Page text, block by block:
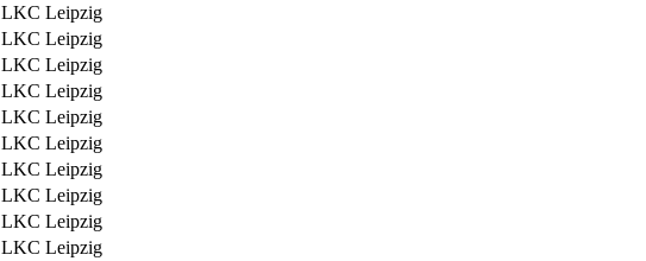
LKC Leipzig
LKC Leipzig
LKC Leipzig
LKC Leipzig
LKC Leipzig
LKC Leipzig
LKC Leipzig
LKC Leipzig
LKC Leipzig
LKC Leipzig